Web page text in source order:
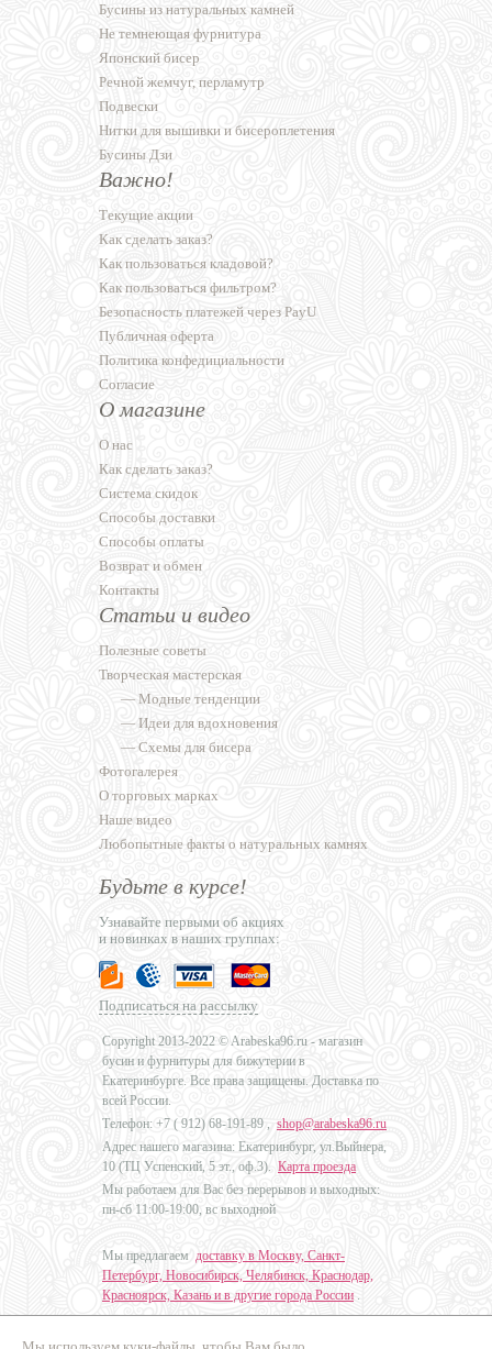
Бусины из натуральных камней
Не темнеющая фурнитура
Японский бисер
Речной жемчуг, перламутр
Подвески
Нитки для вышивки и бисероплетения
Бусины Дзи
Важно!
Текущие акции
Как сделать заказ?
Как пользоваться кладовой?
Как пользоваться фильтром?
Безопасность платежей через PayU
Публичная оферта
Политика конфедициальности
Согласие
О магазине
О нас
Как сделать заказ?
Система скидок
Способы доставки
Способы оплаты
Возврат и обмен
Контакты
Статьи и видео
Полезные советы
Творческая мастерская
— Модные тенденции
— Идеи для вдохновения
— Схемы для бисера
Фотогалерея
О торговых марках
Наше видео
Любопытные факты о натуральных камнях
Будьте в курсе!
Узнавайте первыми об акциях
и новинках в наших группах:
Подписаться на рассылку
Copyright 2013-2022 © Arabeska96.ru - магазин
бусин и фурнитуры для бижутерии в
Екатеринбурге. Все права защищены. Доставка по
всей России.
Телефон: +7 ( 912) 68-191-89 , shop@arabeska96.ru
Адрес нашего магазина: Екатеринбург, ул.Выйнера,
10 (ТЦ Успенский, 5 эт., оф.3). Карта проезда
Мы работаем для Вас без перерывов и выходных:
пн-сб 11:00-19:00, вс выходной
Мы предлагаем доставку в Москву, Санкт-
Петербург, Новосибирск, Челябинск, Краснодар,
Красноярск, Казань и в другие города России .